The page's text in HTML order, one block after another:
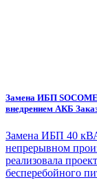
Замена ИБП
внедрением АКБ
Замена ИБП 40 кВА
непрерывном
реализовала
бесперебойного